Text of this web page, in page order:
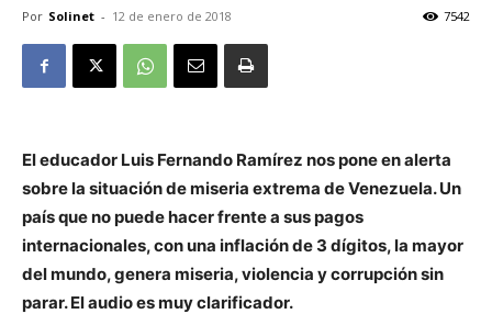
Por Solinet - 12 de enero de 2018 7542
El educador Luis Fernando Ramírez nos pone en alerta
sobre la situación de miseria extrema de Venezuela. Un
país que no puede hacer frente a sus pagos
internacionales, con una inflación de 3 dígitos, la mayor
del mundo, genera miseria, violencia y corrupción sin
parar. El audio es muy clarificador.